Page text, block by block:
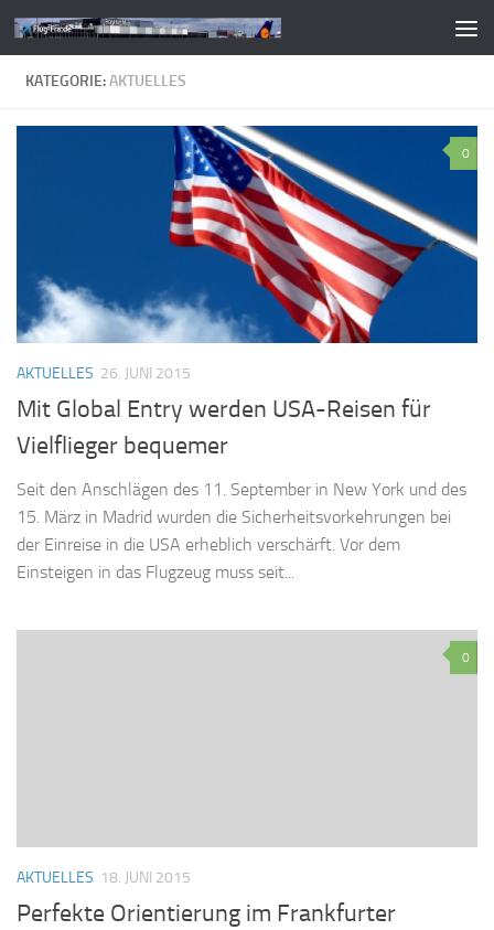
Zum Inhalt springen
KATEGORIE:AKTUELLES
0
AKTUELLES 26. JUNI 2015
Mit Global Entry werden USA-Reisen für
Vielflieger bequemer
Seit den Anschlägen des 11. September in New York und des
15. März in Madrid wurden die Sicherheitsvorkehrungen bei
der Einreise in die USA erheblich verschärft. Vor dem
Einsteigen in das Flugzeug muss seit...
0
AKTUELLES 18. JUNI 2015
Perfekte Orientierung im Frankfurter